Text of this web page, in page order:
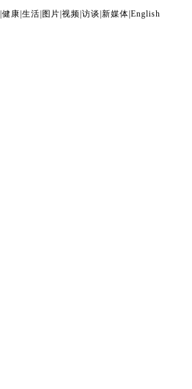
健康 生活 图片 视频 访谈 新媒体 English